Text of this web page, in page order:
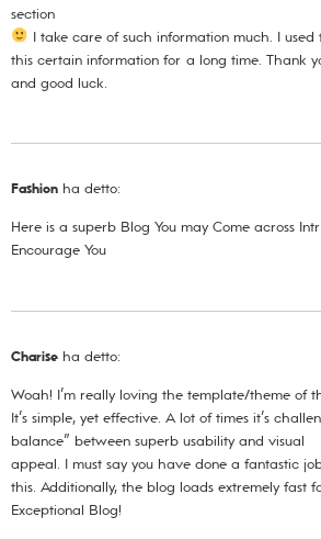
section
I take care of such information much. I used
this certain information for a long time. Thank
and good luck.
Fashion ha detto:
Here is a superb Blog You may Come across
Encourage You
Charise ha detto:
Woah! I’m really loving the template/theme of
It’s simple, yet effective. A lot of times it’s
balance” between superb usability and visual
appeal. I must say you have done a fantastic
this. Additionally, the blog loads extremely fast
Exceptional Blog!